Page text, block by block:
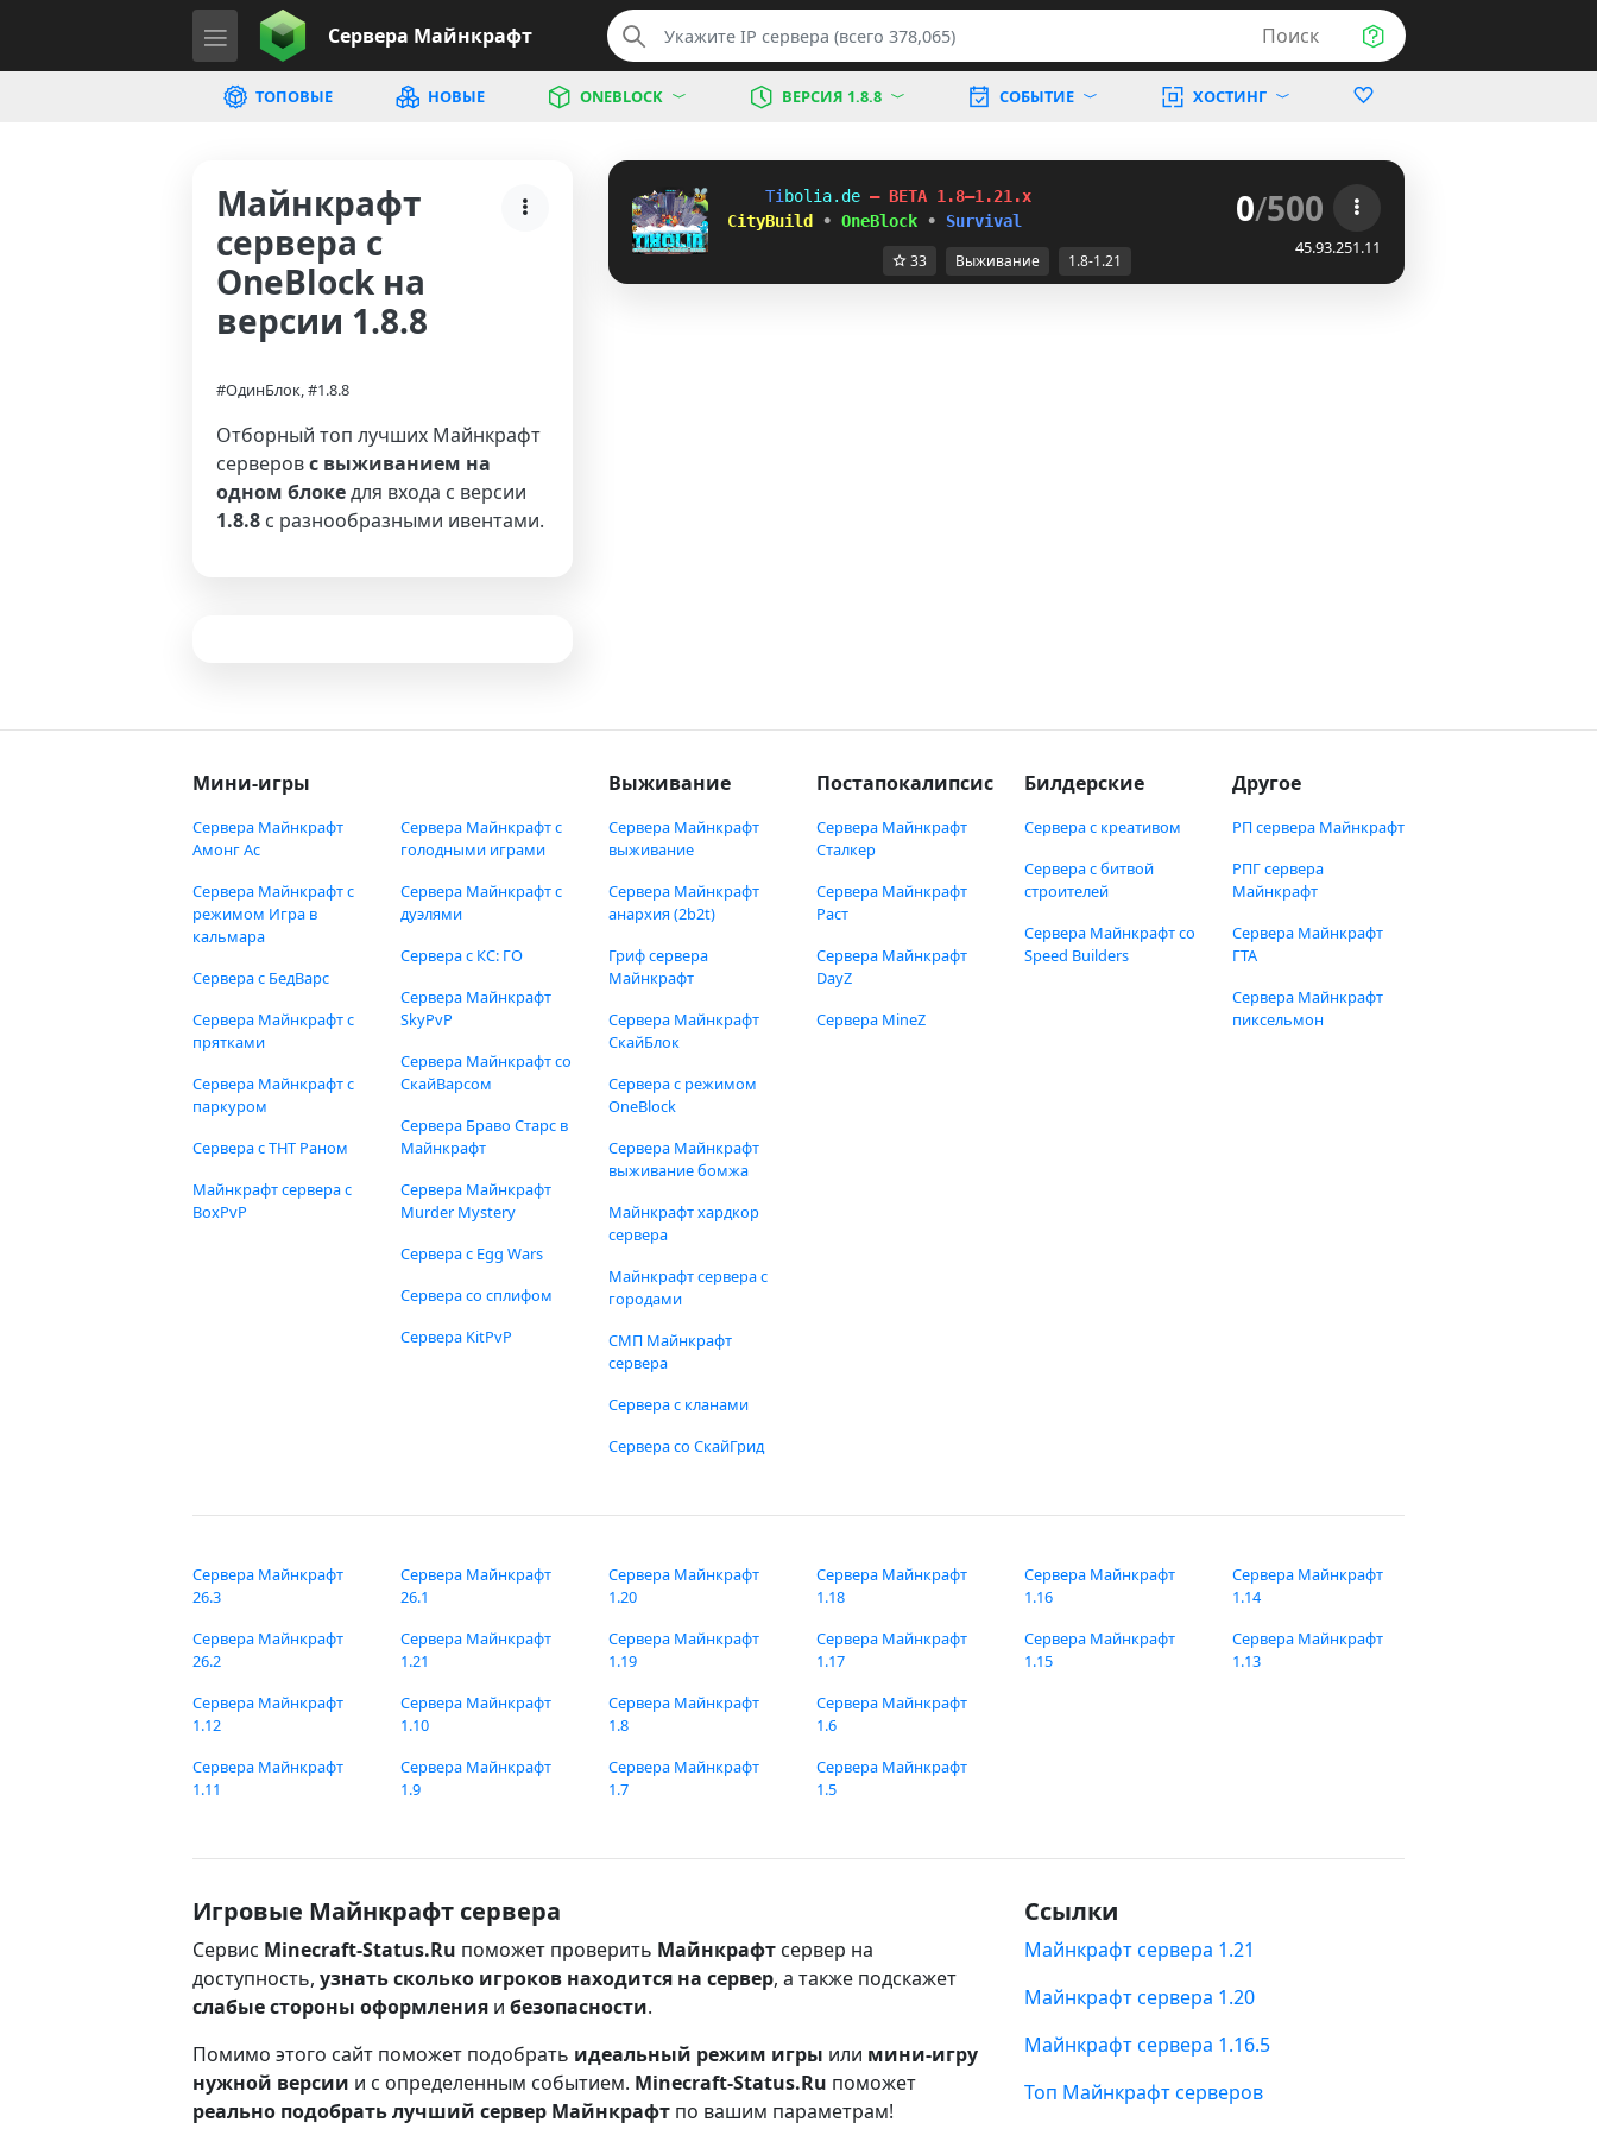
Сервера Майнкрафт Поиск
ТОПОВЫЕ НОВЫЕ ONEBLOCK ВЕРСИЯ 1.8.8 СОБЫТИЕ ХОСТИНГ
Майнкрафт
сервера с
OneBlock на
версии 1.8.8
#ОдинБлок, #1.8.8
Отборный топ лучших Майнкрафт
серверовс выживанием на
одном блокедля входа с версии
1.8.8 с разнообразными ивентами.
Ti bol i a. de – BETA 1.8–1.21.x
CityBuild
• OneBlock • Survival 0/500
45.93.251.11
33 Выживание 1.8-1.21
Мини-игры
Сервера Майнкрафт
Амонг Ас
Сервера Майнкрафт с
режимом Игра в
кальмара
Сервера с БедВарс
Сервера Майнкрафт с
прятками
Сервера Майнкрафт с
паркуром
Сервера с ТНТ Раном
Майнкрафт сервера с
BoxPvP
Сервера Майнкрафт с
голодными играми
Сервера Майнкрафт с
дуэлями
Сервера с КС: ГО
Сервера Майнкрафт
SkyPvP
Сервера Майнкрафт со
СкайВарсом
Сервера Браво Старс в
Майнкрафт
Сервера Майнкрафт
Murder Mystery
Сервера с Egg Wars
Сервера со сплифом
Сервера KitPvP
Выживание
Сервера Майнкрафт
выживание
Сервера Майнкрафт
анархия (2b2t)
Гриф сервера
Майнкрафт
Сервера Майнкрафт
СкайБлок
Сервера с режимом
OneBlock
Сервера Майнкрафт
выживание бомжа
Майнкрафт хардкор
сервера
Майнкрафт сервера с
городами
СМП Майнкрафт
сервера
Сервера с кланами
Сервера со СкайГрид
Постапокалипсис
Сервера Майнкрафт
Сталкер
Сервера Майнкрафт
Раст
Сервера Майнкрафт
DayZ
Сервера MineZ
Билдерские
Сервера с креативом
Сервера с битвой
строителей
Сервера Майнкрафт со
Speed Builders
Другое
РП сервера Майнкрафт
РПГ сервера
Майнкрафт
Сервера Майнкрафт
ГТА
Сервера Майнкрафт
пиксельмон
Сервера Майнкрафт
26.3
Сервера Майнкрафт
26.2
Сервера Майнкрафт
26.1
Сервера Майнкрафт
1.21
Сервера Майнкрафт
1.20
Сервера Майнкрафт
1.19
Сервера Майнкрафт
1.18
Сервера Майнкрафт
1.17
Сервера Майнкрафт
1.16
Сервера Майнкрафт
1.15
Сервера Майнкрафт
1.14
Сервера Майнкрафт
1.13
Сервера Майнкрафт
1.12
Сервера Майнкрафт
1.11
Сервера Майнкрафт
1.10
Сервера Майнкрафт
1.9
Сервера Майнкрафт
1.8
Сервера Майнкрафт
1.7
Сервера Майнкрафт
1.6
Сервера Майнкрафт
1.5
Игровые Майнкрафт сервера
Сервис Minecraft-Status.Ru поможет проверить Майнкрафт сервер на
доступность, узнать сколько игроков находится на сервер, а также подскажет
слабые стороны оформления и безопасности.
Помимо этого сайт поможет подобрать идеальный режим игры или мини-игру
нужной версии и с определенным событием. Minecraft-Status.Ru поможет
реально подобрать лучший сервер Майнкрафт по вашим параметрам!
Ссылки
Майнкрафт сервера 1.21
Майнкрафт сервера 1.20
Майнкрафт сервера 1.16.5
Топ Майнкрафт серверов